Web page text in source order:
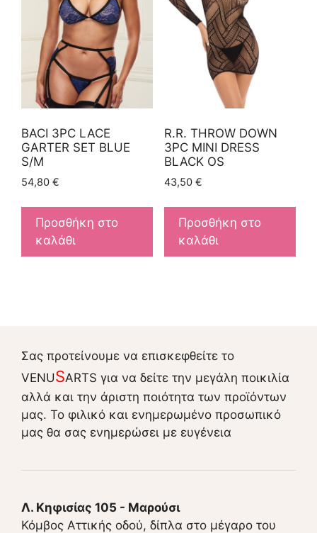
BACI 3PC LACE
GARTER SET BLUE
S/M
54,80 €
Προσθήκη στο
καλάθι
R.R. THROW DOWN
3PC MINI DRESS
BLACK OS
43,50 €
Προσθήκη στο
καλάθι
Σας προτείνουμε να επισκεφθείτε το
VENUSARTS για να δείτε την μεγάλη ποικιλία
αλλά και την άριστη ποιότητα των προϊόντων
μας. Το φιλικό και ενημερωμένο προσωπικό
μας θα σας ενημερώσει με ευγένεια
Λ. Κηφισίας 105 - Μαρούσι
Κόμβος Αττικής οδού, δίπλα στο μέγαρο του